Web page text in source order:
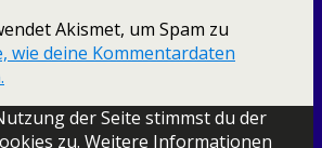
Akismet, um Spam zu
wie deine Kommentardaten
der Seite stimmst du der
zu. Weitere Informationen